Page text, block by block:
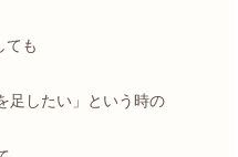
ても
足したい」という時の